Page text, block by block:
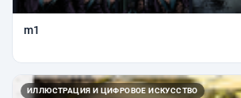
m1
ИЛЛЮСТРАЦИЯ И ЦИФРОВОЕ ИСКУССТВО